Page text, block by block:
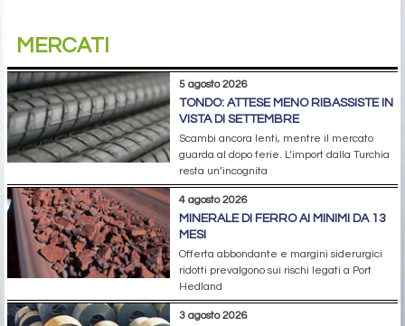
MERCATI
5 agosto 2026
TONDO: ATTESE MENO RIBASSISTE IN
VISTA DI SETTEMBRE
Scambi ancora lenti, mentre il mercato
guarda al dopo ferie. L’import dalla Turchia
resta un’incognita
4 agosto 2026
MINERALE DI FERRO AI MINIMI DA 13
MESI
Offerta abbondante e margini siderurgici
ridotti prevalgono sui rischi legati a Port
Hedland
3 agosto 2026